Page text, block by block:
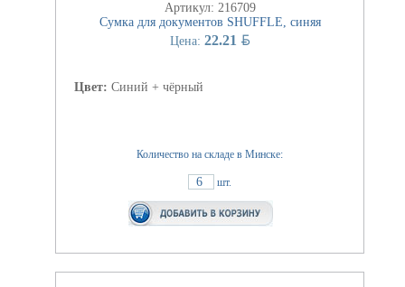
Артикул: 216709
Сумка для документов SHUFFLE, синяя
Цена: 22.21 BYN
Цвет: Синий + чёрный
Количество на складе в Минске:
6 шт.